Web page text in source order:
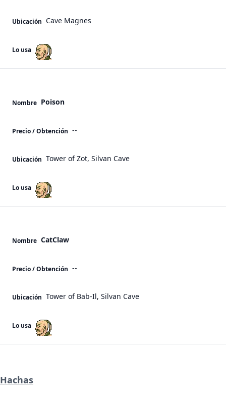
Ubicación Cave Magnes
Lo usa
Nombre Poison
Precio / Obtención --
Ubicación Tower of Zot, Silvan Cave
Lo usa
Nombre CatClaw
Precio / Obtención --
Ubicación Tower of Bab-Il, Silvan Cave
Lo usa
Hachas